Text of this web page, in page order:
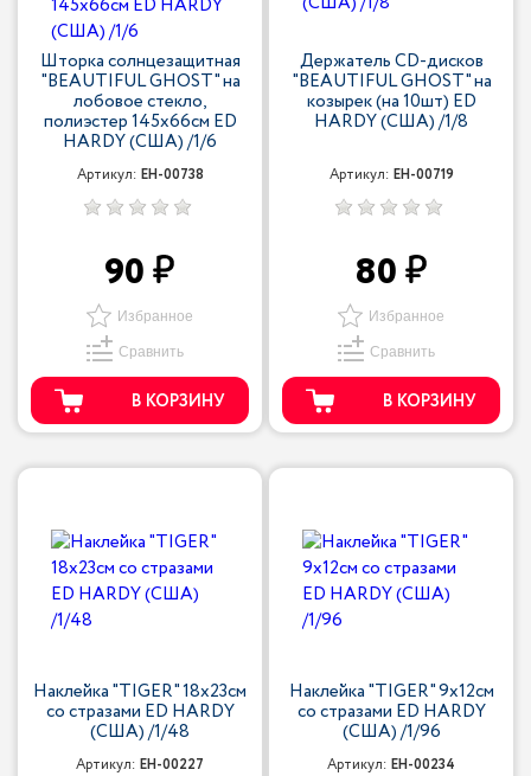
Шторка солнцезащитная
"BEAUTIFUL GHOST" на
лобовое стекло,
полиэстер 145х66см ED
HARDY (США) /1/6
Артикул: EH-00738
90
Избранное
Сравнить
В КОРЗИНУ
Держатель CD-дисков
"BEAUTIFUL GHOST" на
козырек (на 10шт) ED
HARDY (США) /1/8
Артикул: EH-00719
80
Избранное
Сравнить
В КОРЗИНУ
Наклейка "TIGER" 18х23см
со стразами ED HARDY
(США) /1/48
Артикул: EH-00227
Наклейка "TIGER" 9х12см
со стразами ED HARDY
(США) /1/96
Артикул: EH-00234